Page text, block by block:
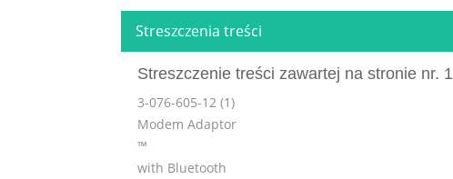
Streszczenia treści
Streszczenie treści zawartej na stronie nr. 1
3-076-605-12 (1)
Modem Adaptor
™
with Bluetooth